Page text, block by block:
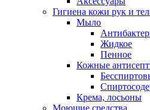
Гигиена кожи рук и
Мыло
Жидкое
Пенное
Кожные
Крема, лосьоны
Моющие средства